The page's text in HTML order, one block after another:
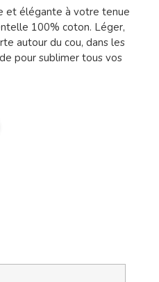
et élégante à votre tenue
100% coton. Léger,
autour du cou, dans les
pour sublimer tous vos